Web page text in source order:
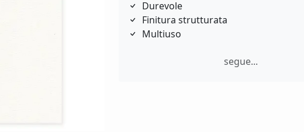
Durevole
Finitura strutturata
Multiuso
segue...